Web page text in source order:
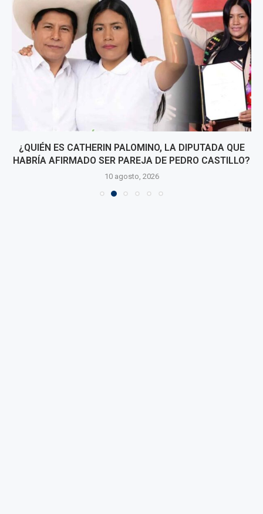
¿QUIÉN ES CATHERIN PALOMINO, LA DIPUTADA QUE
HABRÍA AFIRMADO SER PAREJA DE PEDRO CASTILLO?
10 agosto, 2026